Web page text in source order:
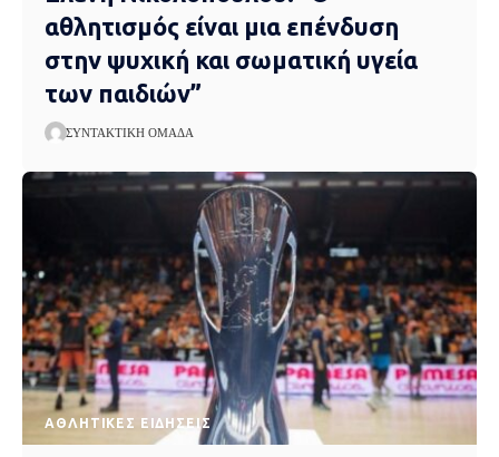
αθλητισμός είναι μια επένδυση
στην ψυχική και σωματική υγεία
των παιδιών”
ΣΥΝΤΑΚΤΙΚΉ ΟΜΆΔΑ
ΑΘΛΗΤΙΚΈΣ ΕΙΔΉΣΕΙΣ